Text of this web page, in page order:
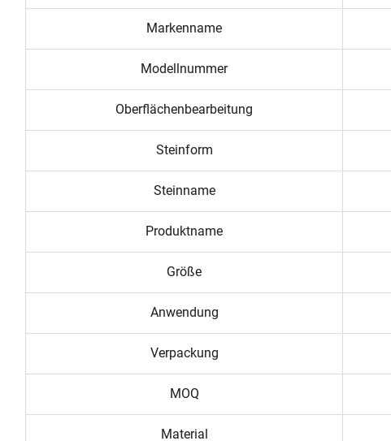
Markenname
Modellnummer
Oberflächenbearbeitung
Steinform
Steinname
Produktname
Größe
Anwendung
Verpackung
MOQ
Material